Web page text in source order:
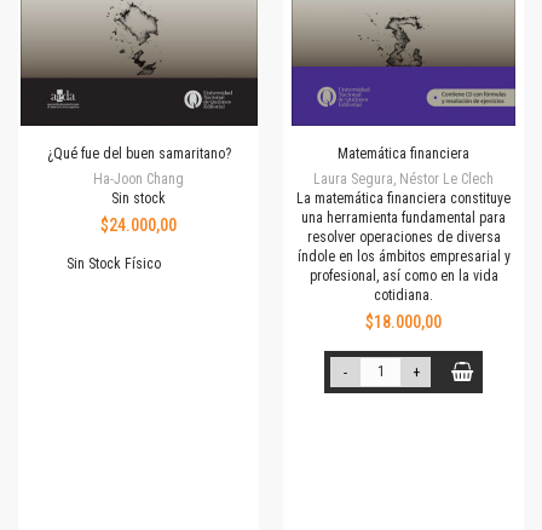
¿Qué fue del buen samaritano?
Ha-Joon Chang
Sin stock
$24.000,00
Sin Stock Físico
Matemática financiera
Laura Segura, Néstor Le Clech
La matemática financiera constituye
una herramienta fundamental para
resolver operaciones de diversa
índole en los ámbitos em­presarial y
profesional, así como en la vida
cotidiana.
$18.000,00
- +